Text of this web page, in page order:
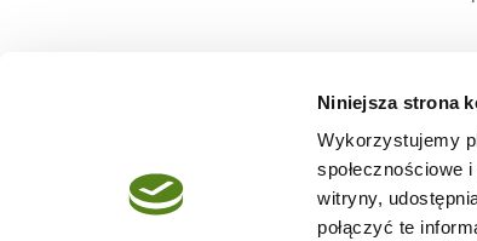
Niniejsza strona
Wykorzystujemy
społecznościowe
witryny,
połączyć te
Regulamin